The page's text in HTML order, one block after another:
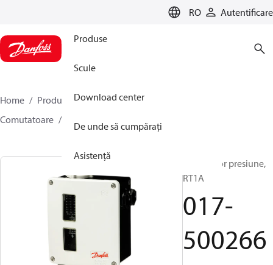
RO Autentificare
Produse
Scule
Download center
De unde să cumpărați
Asistență
Home Produse
Climate Solutions pentru răcire
Comutatoare
Comutator presiune,
RT1A
017-
500266